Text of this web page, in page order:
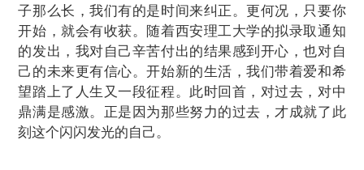
子那么长，我们有的是时间来纠正。更何况，只要你
开始，就会有收获。随着西安理工大学的拟录取通知
的发出，我对自己辛苦付出的结果感到开心，也对自
己的未来更有信心。开始新的生活，我们带着爱和希
望踏上了人生又一段征程。此时回首，对过去，对中
鼎满是感激。正是因为那些努力的过去，才成就了此
刻这个闪闪发光的自己。